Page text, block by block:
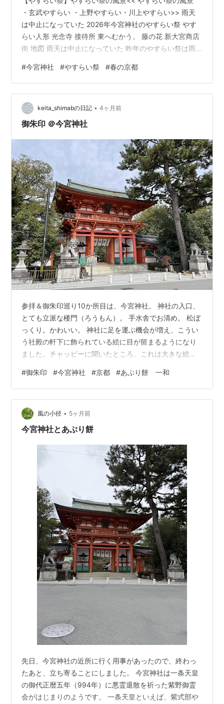
・玄武やすらい ・上野やすらい・川上やすらい>> 雨天
は中止になっていた 2026年今宮神社のやすらい祭 やす
らい人形 光念寺 接待所 東へむかう。 藤の花 新大宮商店
街 地図 雨天は中止になっていた 昨年のやすらい祭は雨
神社本殿前の拝殿の踊りとなった。 拝殿の回り)は、 強
めに雨の中 傘を持って見るたくさんの参拝者がいた。 傘
の間からやすらい踊りを切れ切れに見ることが出来た。
動画は、自撮り棒を使ってなんとか見ることが出来た。
自分の持っている傘から垂れる雨水が横…
#今宮神社 #やすらい祭 #春の京都
keita_shimabの日記 • 4ヶ月前
御朱印 ＠今宮神社
参拝＆御朱印巡り10か所目は、今宮神社。 神社の入口、
とても立派な楼門（ろうもん）。 手水舎でお清め。 松ぼ
っくり。かわいい。 神社に足を運ぶ機会が増え、こうい
う社殿の軒下に飾られている絵に目が留まるようになり
ました。チャッピーに聞いたところ、これは大きな絵馬
り。 御朱印、いただきました。 帰りに今宮神社名物のあ
ぶり餅を買いに。 参道にあぶり餅を提供するお店が二軒
向かい合わせで並んでいます。一軒は「一和（一文字屋
和輔）」さん、西暦1000年創業だそう。もう一軒は「か
ざりや」さん、こちらは創業1637年。どちらも大老舗。
#御朱印 #今宮神社 #京都 #あぶり餅 一和
風の小径 • 5ヶ月前
今宮神社とあぶり餅
先日、今宮神社の近所に行く用事があったので、終わっ
たあと、立ち寄ることにしました。 今宮神社は一条天皇
の御代正暦五年（994年）に悪霊退散を祈った紫野御霊
会がはじまりのようです。 一条天皇といえば、紫式部や